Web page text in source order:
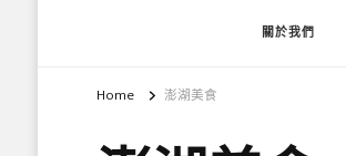
關於我們
Home 澎湖美食